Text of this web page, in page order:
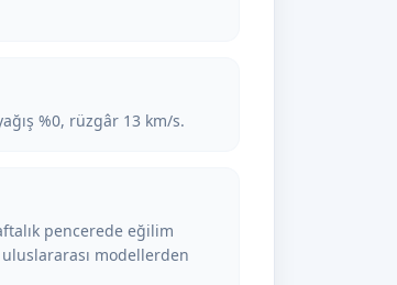
%0, rüzgâr 13 km/s.
pencerede eğilim
modellerden